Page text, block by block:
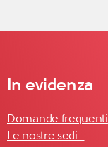
In evidenza
Domande frequenti
Le nostre sedi